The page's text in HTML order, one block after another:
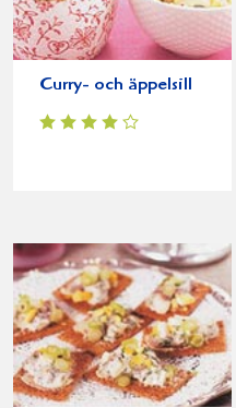
Curry- och äppelsill